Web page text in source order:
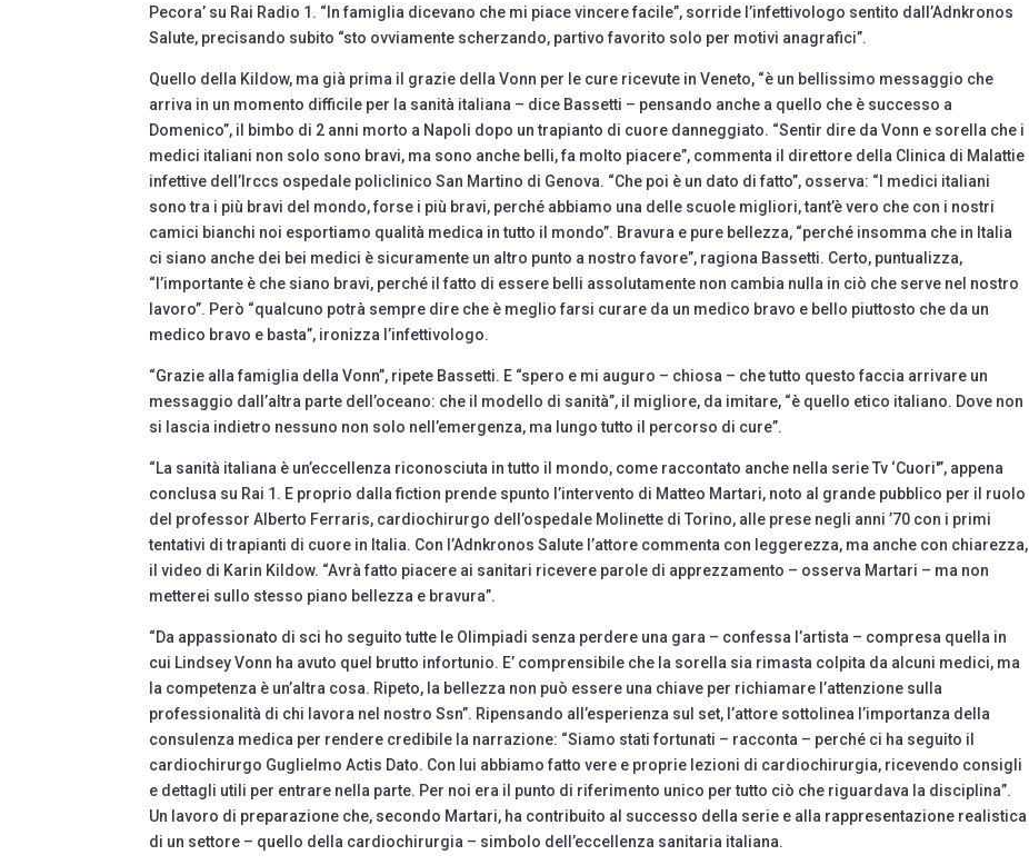
Pecora’ su Rai Radio 1. “In famiglia dicevano che mi piace vincere facile”, sorride l’infettivologo sentito dall’Adnkronos
Salute, precisando subito “sto ovviamente scherzando, partivo favorito solo per motivi anagrafici”.
Quello della Kildow, ma già prima il grazie della Vonn per le cure ricevute in Veneto, “è un bellissimo messaggio che
arriva in un momento difficile per la sanità italiana – dice Bassetti – pensando anche a quello che è successo a
Domenico”, il bimbo di 2 anni morto a Napoli dopo un trapianto di cuore danneggiato. “Sentir dire da Vonn e sorella che i
medici italiani non solo sono bravi, ma sono anche belli, fa molto piacere”, commenta il direttore della Clinica di Malattie
infettive dell’Irccs ospedale policlinico San Martino di Genova. “Che poi è un dato di fatto”, osserva: “I medici italiani
sono tra i più bravi del mondo, forse i più bravi, perché abbiamo una delle scuole migliori, tant’è vero che con i nostri
camici bianchi noi esportiamo qualità medica in tutto il mondo”. Bravura e pure bellezza, “perché insomma che in Italia
ci siano anche dei bei medici è sicuramente un altro punto a nostro favore”, ragiona Bassetti. Certo, puntualizza,
“l’importante è che siano bravi, perché il fatto di essere belli assolutamente non cambia nulla in ciò che serve nel nostro
lavoro”. Però “qualcuno potrà sempre dire che è meglio farsi curare da un medico bravo e bello piuttosto che da un
medico bravo e basta”, ironizza l’infettivologo.
“Grazie alla famiglia della Vonn”, ripete Bassetti. E “spero e mi auguro – chiosa – che tutto questo faccia arrivare un
messaggio dall’altra parte dell’oceano: che il modello di sanità”, il migliore, da imitare, “è quello etico italiano. Dove non
si lascia indietro nessuno non solo nell’emergenza, ma lungo tutto il percorso di cure”.
“La sanità italiana è un’eccellenza riconosciuta in tutto il mondo, come raccontato anche nella serie Tv ‘Cuori'”, appena
conclusa su Rai 1. E proprio dalla fiction prende spunto l’intervento di Matteo Martari, noto al grande pubblico per il ruolo
del professor Alberto Ferraris, cardiochirurgo dell’ospedale Molinette di Torino, alle prese negli anni ’70 con i primi
tentativi di trapianti di cuore in Italia. Con l’Adnkronos Salute l’attore commenta con leggerezza, ma anche con chiarezza,
il video di Karin Kildow. “Avrà fatto piacere ai sanitari ricevere parole di apprezzamento – osserva Martari – ma non
metterei sullo stesso piano bellezza e bravura”.
“Da appassionato di sci ho seguito tutte le Olimpiadi senza perdere una gara – confessa l’artista – compresa quella in
cui Lindsey Vonn ha avuto quel brutto infortunio. E’ comprensibile che la sorella sia rimasta colpita da alcuni medici, ma
la competenza è un’altra cosa. Ripeto, la bellezza non può essere una chiave per richiamare l’attenzione sulla
professionalità di chi lavora nel nostro Ssn”. Ripensando all’esperienza sul set, l’attore sottolinea l’importanza della
consulenza medica per rendere credibile la narrazione: “Siamo stati fortunati – racconta – perché ci ha seguito il
cardiochirurgo Guglielmo Actis Dato. Con lui abbiamo fatto vere e proprie lezioni di cardiochirurgia, ricevendo consigli
e dettagli utili per entrare nella parte. Per noi era il punto di riferimento unico per tutto ciò che riguardava la disciplina”.
Un lavoro di preparazione che, secondo Martari, ha contribuito al successo della serie e alla rappresentazione realistica
di un settore – quello della cardiochirurgia – simbolo dell’eccellenza sanitaria italiana.